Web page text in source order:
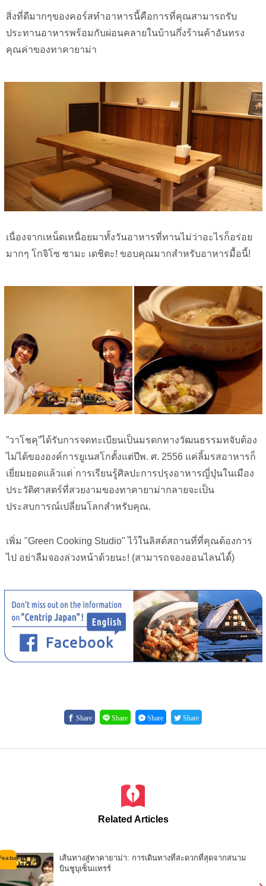
สิ่งที่ดีมากๆของคอร์สทำอาหารนี้คือการที่คุณสามารถรับ
ประทานอาหารพร้อมกับผ่อนคลายในบ้านกึ่งร้านค้าอันทรง
คุณค่าของทาคายาม่า
เนื่องจากเหน็ดเหนื่อยมาทั้งวันอาหารที่ทานไม่ว่าอะไรก็อร่อย
มากๆ โกจิโซ ซามะ เดชิตะ! ขอบคุณมากสำหรับอาหารมื้อนี้!
”วาโชคุ”ได้รับการจดทะเบียนเป็นมรดกทางวัฒนธรรมทจับต้อง
ไม่ได้ขององค์การยูเนสโกตั้งแต่ปีพ. ศ. 2556 แค่ลิ้มรสอาหารก็
เยี่ยมยอดแล้วแต่ ่การเรียนรู้ศิลปะการปรุงอาหารญี่ปุ่นในเมือง
ประวัติศาสตร์ที่สวยงามของทาคายาม่ากลายจะเป็น
ประสบการณ์เปลี่ยนโลกสำหรับคุณ.
เพิ่ม "Green Cooking Studio" ไว้ในลิสต์สถานที่ที่คุณต้องการ
ไป อย่าลืมจองล่วงหน้าด้วยนะ! (สามารถจองออนไลนได้์)
Share Share Share Share
Related Articles
เส้นทางสู่ทาคายาม่า: การเดินทางที่สะดวกที่สุดจากสนาม
บินชูบุเซ็นแทรร์